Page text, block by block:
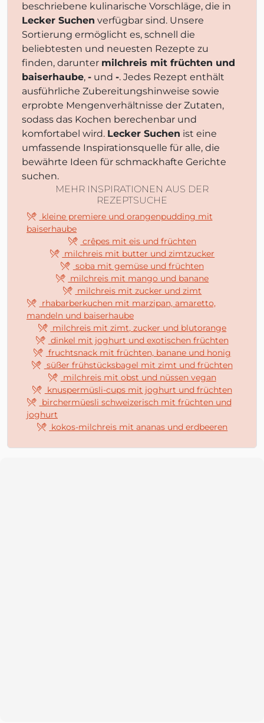
beschriebene kulinarische Vorschläge, die in
Lecker Suchen verfügbar sind. Unsere
Sortierung ermöglicht es, schnell die
beliebtesten und neuesten Rezepte zu
finden, darunter milchreis mit früchten und
baiserhaube, - und -. Jedes Rezept enthält
ausführliche Zubereitungshinweise sowie
erprobte Mengenverhältnisse der Zutaten,
sodass das Kochen berechenbar und
komfortabel wird. Lecker Suchen ist eine
umfassende Inspirationsquelle für alle, die
bewährte Ideen für schmackhafte Gerichte
suchen.
MEHR INSPIRATIONEN AUS DER
REZEPTSUCHE
kleine premiere und orangenpudding mit
baiserhaube
crêpes mit eis und früchten
milchreis mit butter und zimtzucker
soba mit gemüse und früchten
milchreis mit mango und banane
milchreis mit zucker und zimt
rhabarberkuchen mit marzipan, amaretto,
mandeln und baiserhaube
milchreis mit zimt, zucker und blutorange
dinkel mit joghurt und exotischen früchten
fruchtsnack mit früchten, banane und honig
süßer frühstücksbagel mit zimt und früchten
milchreis mit obst und nüssen vegan
knuspermüsli-cups mit joghurt und früchten
birchermüesli schweizerisch mit früchten und
joghurt
kokos-milchreis mit ananas und erdbeeren